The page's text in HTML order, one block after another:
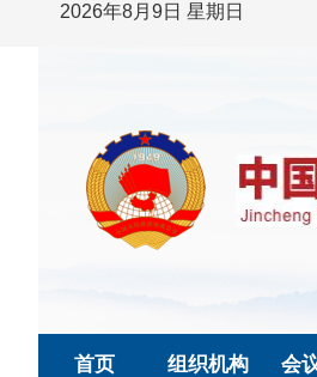
2026年8月9日 星期日
首页 组织机构 会